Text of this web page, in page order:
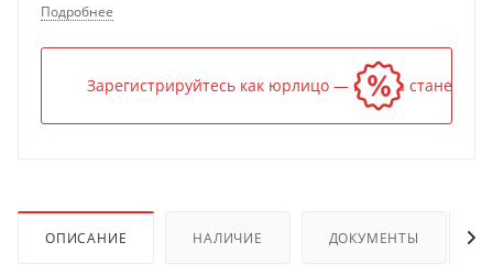
Подробнее
Зарегистрируйтесь как юрлицо — и цена станет
ОПИСАНИЕ НАЛИЧИЕ ДОКУМЕНТЫ